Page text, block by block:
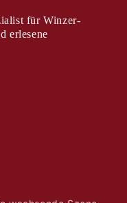
für Winzer-
erlesene